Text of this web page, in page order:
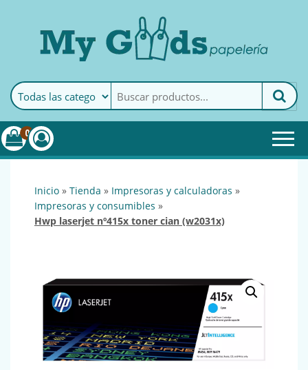
MyGoods · PapeleríaMy Goods es tu papelería
online de confianza. Podrás
encontrar todo lo necesario
0
inicio » tienda » impresoras y calculadoras »
impresoras y consumibles »
hwp laserjet nº415x toner cian (w2031x)